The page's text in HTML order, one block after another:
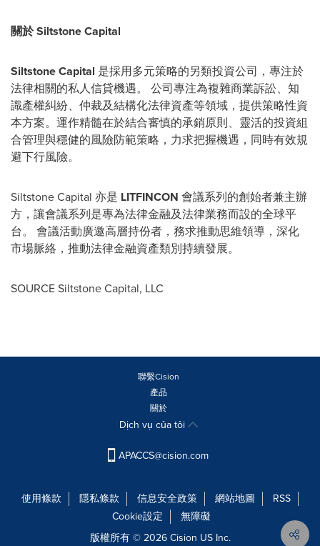
關於 Siltstone Capital
Siltstone Capital 是採用多元策略的另類投資公司，專注於
法律相關的私人信貸機遇。 公司專注為複雜商業訴訟、知
識產權糾紛、仲裁及結構化法律資產等領域，提供策略性資
本方案。運作精髓在於結合審慎的承銷原則、靈活的投資組
合管理與穩健的風險防範策略，力求把握機遇，同時有效規
避下行風險。
Siltstone Capital 亦是 LITFINCON 會議系列的創始者兼主辦
方，讓會議系列是專為法律金融及法律業務而設的全球平
台。 會議活動廣邀高層持份者，務求推動思維領導，深化
市場脈絡，推動法律金融資產類別持續發展。
SOURCE Siltstone Capital, LLC
聯繫Cision
產品
關於
Dịch vụ của tôi
APACCS@cision.com
使用條款 隱私條款 信息安全政策 網站地圖
RSS
Cookie設定
無障礙
版權所有 © 2026 Cision US Inc.